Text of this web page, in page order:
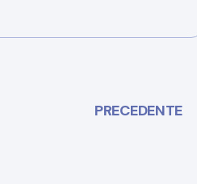
PRECEDENTE